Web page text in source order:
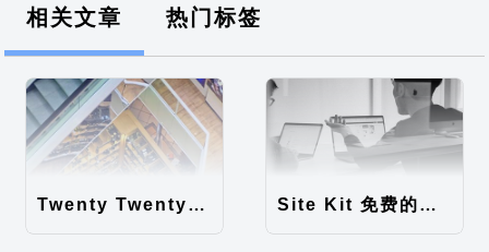
相关文章 热门标签
Twenty Twenty-Five 免费的WordPress内容主题 Site Kit 免费的WordPress数据统计插件